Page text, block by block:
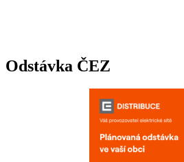
Odstávka ČEZ